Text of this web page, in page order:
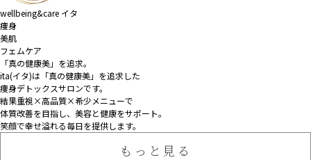
wellbeing&care イタ
痩身
美肌
フェムケア
「真の健康美」を追求。
ita(イタ)は「真の健康美」を追求した
痩身デトックスサロンです。
結果重視×高品質×希少メニューで
体質改善を目指し、 美容と健康をサポート。
笑顔で幸せ溢れる毎日を提供します。
もっと見る